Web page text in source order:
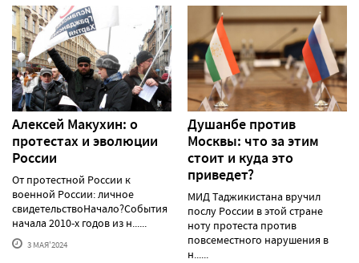
Алексей Макуxин: о
протестаx и эволюции
России
От протестной России к
военной России: личное
свидетельствоНачало?События
начала 2010-х годов из н......
3 МАЯ'2024
Душанбе против
Москвы: что за этим
стоит и куда это
приведет?
МИД Таджикистана вручил
послу России в этой стране
ноту протеста против
повсеместного нарушения в
н......